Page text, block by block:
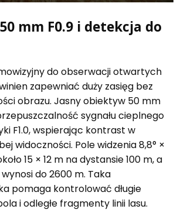
mm F0.9 i detekcja do
do obserwacji otwartych
zapewniać duży zasięg bez
obrazu. Jasny obiektyw 50 mm
sygnału cieplnego
F1.0, wspierając kontrast w
widoczności. Pole widzenia 8,8° ×
15 × 12 m na dystansie 100 m, a
do 2600 m. Taka
pomaga kontrolować długie
i odległe fragmenty linii lasu.